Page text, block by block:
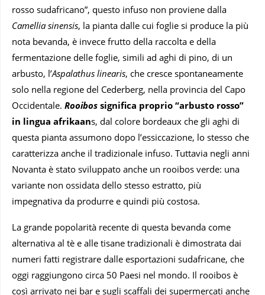
rosso sudafricano”, questo infuso non proviene dalla
Camellia sinensis, la pianta dalle cui foglie si produce la più
nota bevanda, è invece frutto della raccolta e della
fermentazione delle foglie, simili ad aghi di pino, di un
arbusto, l’Aspalathus linearis, che cresce spontaneamente
solo nella regione del Cederberg, nella provincia del Capo
Occidentale. Rooibos significa proprio “arbusto rosso”
in lingua afrikaans, dal colore bordeaux che gli aghi di
questa pianta assumono dopo l’essiccazione, lo stesso che
caratterizza anche il tradizionale infuso. Tuttavia negli anni
Novanta è stato sviluppato anche un rooibos verde: una
variante non ossidata dello stesso estratto, più
impegnativa da produrre e quindi più costosa.
La grande popolarità recente di questa bevanda come
alternativa al tè e alle tisane tradizionali è dimostrata dai
numeri fatti registrare dalle esportazioni sudafricane, che
oggi raggiungono circa 50 Paesi nel mondo. Il rooibos è
così arrivato nei bar e sugli scaffali dei supermercati anche